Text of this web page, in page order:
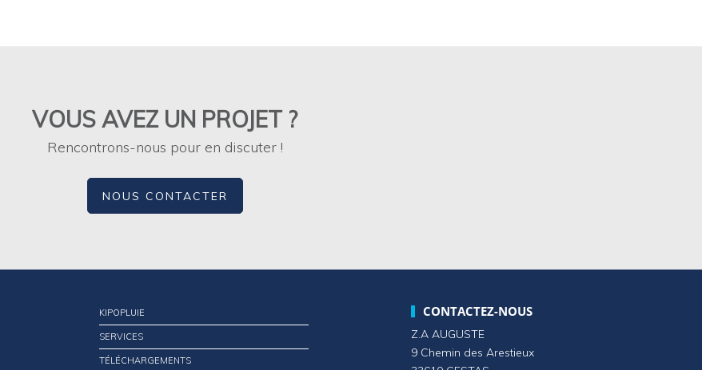
VOUS AVEZ UN PROJET ?
Rencontrons-nous pour en discuter !
NOUS CONTACTER
KIPOPLUIE
SERVICES
TÉLÉCHARGEMENTS
CONTACTEZ-NOUS
Z.A AUGUSTE
9 Chemin des Arestieux